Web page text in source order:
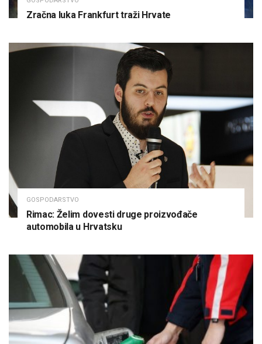
Zračna luka Frankfurt traži Hrvate
GOSPODARSTVO
Rimac: Želim dovesti druge proizvođače
automobila u Hrvatsku